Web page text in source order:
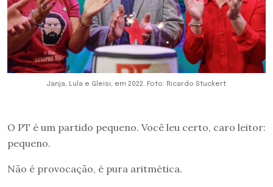
Janja, Lula e Gleisi, em 2022. Foto: Ricardo Stuckert
O PT é um partido pequeno. Você leu certo, caro leitor:
pequeno.
Não é provocação, é pura aritmética.